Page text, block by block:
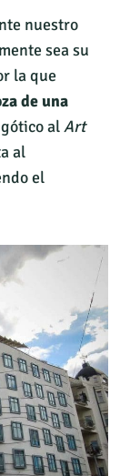
nuestro
sea su
la que
de una
alArt
al
el